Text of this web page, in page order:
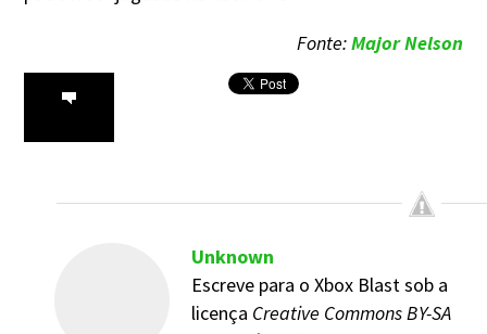
Fonte:Major Nelson
Unknown
Escreve para o Xbox Blast sob a
licença Creative Commons BY-SA